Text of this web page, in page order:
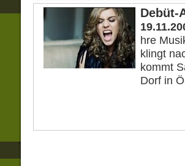
Debüt-
hre
klingt
kommt
Dorf in